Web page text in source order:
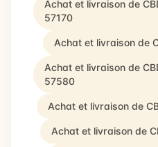
Achat et livraison de
57170
Achat et livraison de
Achat et livraison de
57580
Achat et livraison de
Achat et livraison de